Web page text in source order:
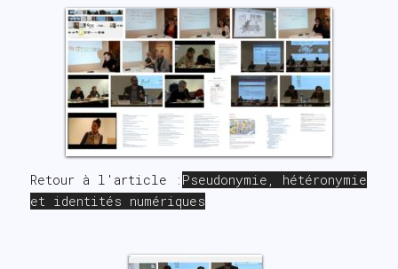
Retour à l'article : Pseudonymie, hétéronymie
et identités numériques